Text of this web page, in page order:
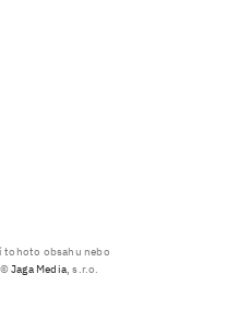
tohoto obsahu nebo
©Jaga Media, s.r.o.